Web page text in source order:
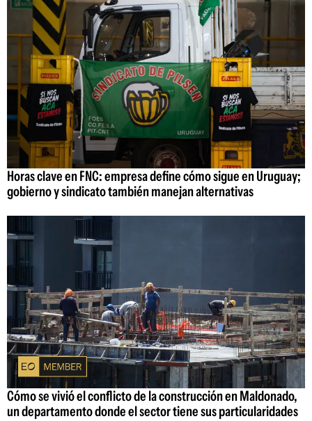
Horas clave en FNC: empresa define cómo sigue en Uruguay;
gobierno y sindicato también manejan alternativas
Cómo se vivió el conflicto de la construcción en Maldonado,
un departamento donde el sector tiene sus particularidades